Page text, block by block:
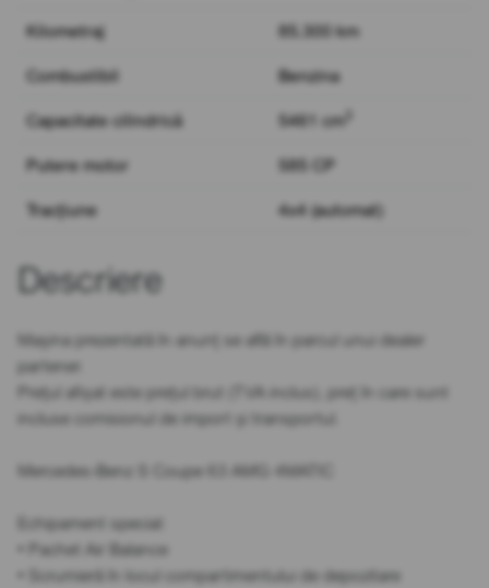
Kilometraj 85.300 km
Combustibil Benzina
Capacitate cilindrică 5461 cm
Putere motor 585 CP
Tracțiune 4x4 (automat)
Descriere
Mașina prezentată în anunț se află în parcul unui dealer
partener.
Prețul afișat este prețul brut (TVA inclus), preț în care sunt
incluse comisionul de import și transportul.
Mercedes-Benz S Coupe 63 AMG 4MATIC
Echipament special:
• Pachet Air Balance
• Scrumieră în locul compartimentului de depozitare